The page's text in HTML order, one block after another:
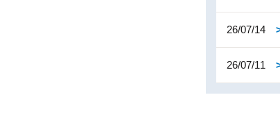
26/07/14
26/07/11